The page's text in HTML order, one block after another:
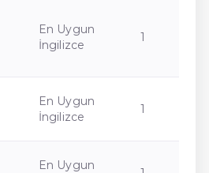
En Uygun
İngilizce
1
En Uygun
İngilizce
1
En Uygun